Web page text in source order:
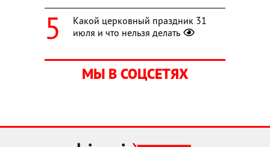
Какой церковный праздник 31
июля и что нельзя делать
МЫ В СОЦСЕТЯХ